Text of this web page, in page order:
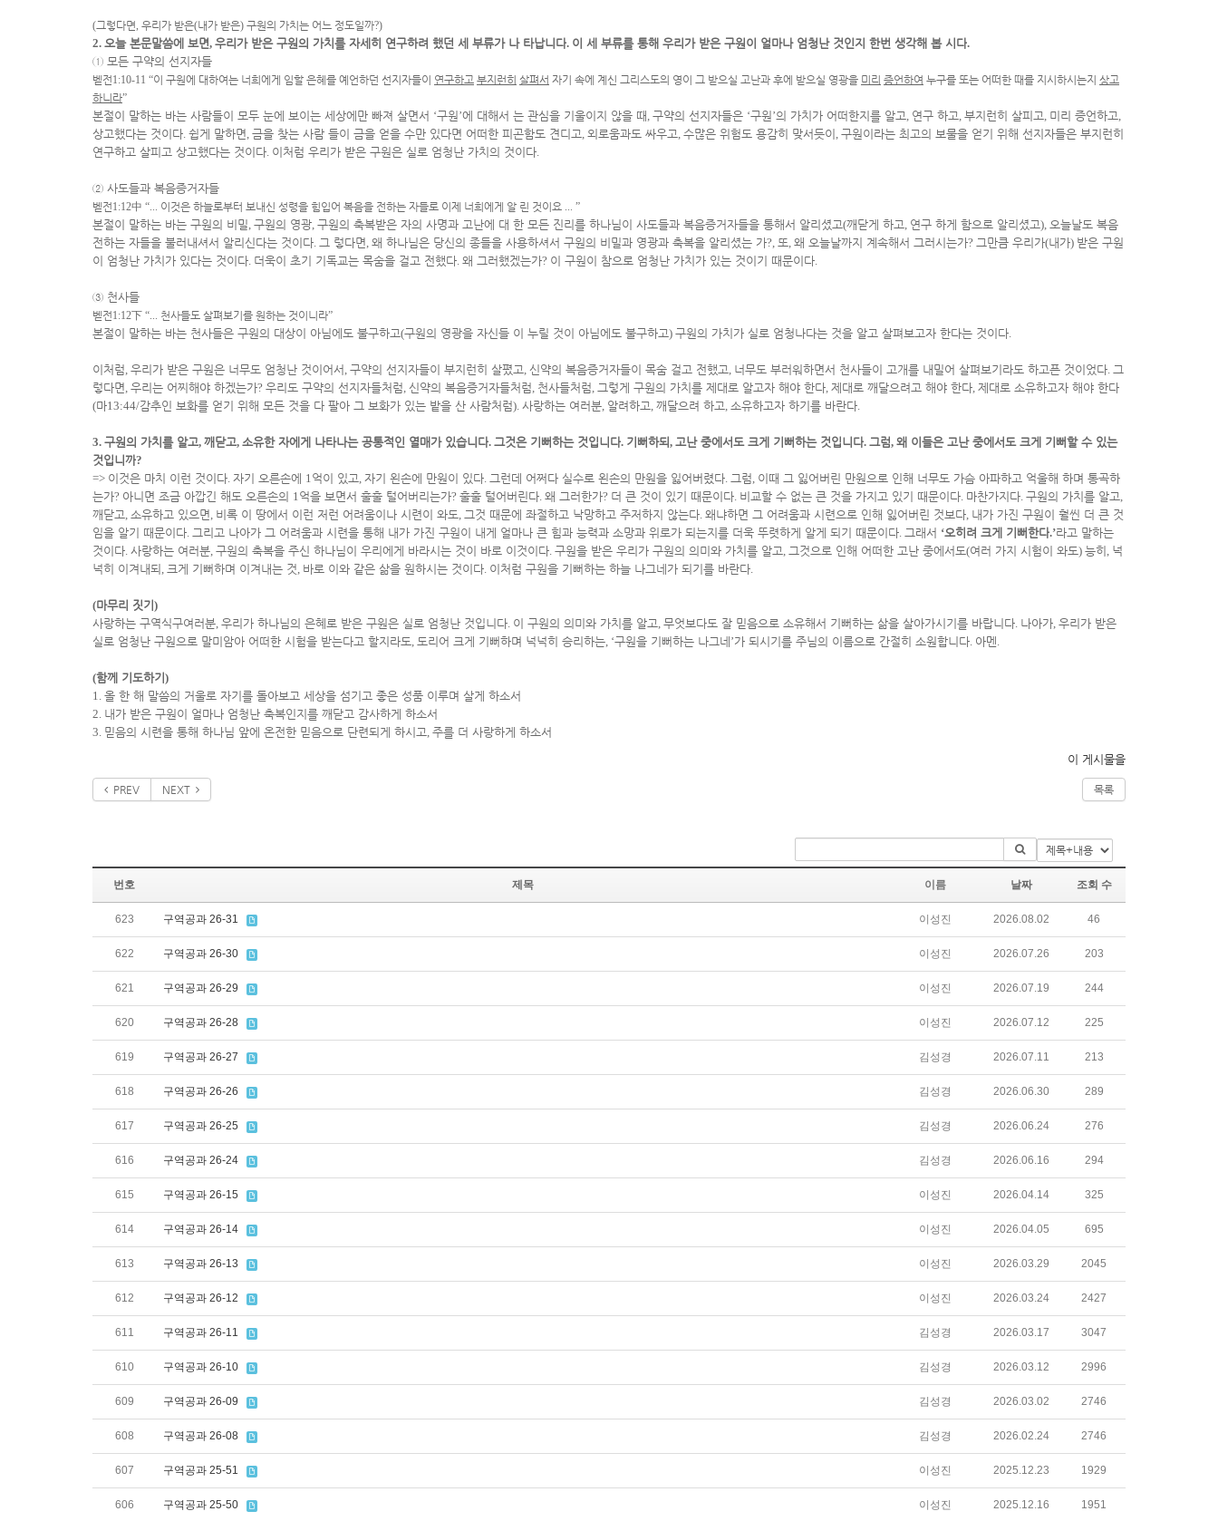
(그렇다면, 우리가 받은(내가 받은) 구원의 가치는 어느 정도일까?)
2. 오늘 본문말씀에 보면, 우리가 받은 구원의 가치를 자세히 연구하려 했던 세 부류가 나 타납니다. 이 세 부류를 통해 우리가 받은 구원이 얼마나 엄청난 것인지 한번 생각해 봅 시다.
① 모든 구약의 선지자들
벧전1:10-11 “이 구원에 대하여는 너희에게 임할 은혜를 예언하던 선지자들이 연구하고 부지런히 살펴서 자기 속에 계신 그리스도의 영이 그 받으실 고난과 후에 받으실 영광을 미리 증언하여 누구를 또는 어떠한 때를 지시하시는지 상고
하니라”
본절이 말하는 바는 사람들이 모두 눈에 보이는 세상에만 빠져 살면서 ‘구원 ’에 대해서 는 관심을 기울이지 않을 때 , 구약의 선지자들은 ‘구원 ’의 가치가 어떠한지를 알고, 연구 하고, 부지런히 살피고, 미리 증언하고,
상고했다는 것이다. 쉽게 말하면, 금을 찾는 사람 들이 금을 얻을 수만 있다면 어떠한 피곤함도 견디고, 외로움과도 싸우고, 수많은 위험도 용감히 맞서듯이 , 구원이라는 최고의 보물을 얻기 위해 선지자들은 부지런히
연구하고 살피고 상고했다는 것이다. 이처럼 우리가 받은 구원은 실로 엄청난 가치의 것이다.
② 사도들과 복음증거자들
벧전1:12中 “... 이것은 하늘로부터 보내신 성령을 힘입어 복음을 전하는 자들로 이제 너희에게 알 린 것이요 ... ”
본절이 말하는 바는 구원의 비밀, 구원의 영광, 구원의 축복받은 자의 사명과 고난에 대 한 모든 진리를 하나님이 사도들과 복음증거자들을 통해서 알리셨고(깨닫게 하고, 연구 하게 함으로 알리셨고), 오늘날도 복음
전하는 자들을 불러내셔서 알리신다는 것이다. 그 렇다면, 왜 하나님은 당신의 종들을 사용하셔서 구원의 비밀과 영광과 축복을 알리셨는 가?, 또, 왜 오늘날까지 계속해서 그러시는가? 그만큼 우리가(내가) 받은 구원
이 엄청난 가치가 있다는 것이다. 더욱이 초기 기독교는 목숨을 걸고 전했다. 왜 그러했겠는가? 이 구원이 참으로 엄청난 가치가 있는 것이기 때문이다.
③ 천사들
벧전1:12下 “... 천사들도 살펴보기를 원하는 것이니라”
본절이 말하는 바는 천사들은 구원의 대상이 아님에도 불구하고(구원의 영광을 자신들 이 누릴 것이 아님에도 불구하고) 구원의 가치가 실로 엄청나다는 것을 알고 살펴보고자 한다는 것이다.
이처럼, 우리가 받은 구원은 너무도 엄청난 것이어서 , 구약의 선지자들이 부지런히 살폈고, 신약의 복음증거자들이 목숨 걸고 전했고, 너무도 부러워하면서 천사들이 고개를 내밀어 살펴보기라도 하고픈 것이었다. 그
렇다면, 우리는 어찌해야 하겠는가? 우리도 구약의 선지자들처럼, 신약의 복음증거자들처럼, 천사들처럼, 그렇게 구원의 가치를 제대로 알고자 해야 한다, 제대로 깨달으려고 해야 한다, 제대로 소유하고자 해야 한다
(마13:44/감추인 보화를 얻기 위해 모든 것을 다 팔아 그 보화가 있는 밭을 산 사람처럼). 사랑하는 여러분, 알려하고, 깨달으려 하고, 소유하고자 하기를 바란다.
3. 구원의 가치를 알고, 깨닫고, 소유한 자에게 나타나는 공통적인 열매가 있습니다. 그것은 기뻐하는 것입니다. 기뻐하되, 고난 중에서도 크게 기뻐하는 것입니다. 그럼, 왜 이들은 고난 중에서도 크게 기뻐할 수 있는
것입니까?
=> 이것은 마치 이런 것이다. 자기 오른손에 1억이 있고, 자기 왼손에 만원이 있다. 그런데 어쩌다 실수로 왼손의 만원을 잃어버렸다. 그럼, 이때 그 잃어버린 만원으로 인해 너무도 가슴 아파하고 억울해 하며 통곡하
는가? 아니면 조금 아깝긴 해도 오른손의 1억을 보면서 훌훌 털어버리는가? 훌훌 털어버린다. 왜 그러한가? 더 큰 것이 있기 때문이다. 비교할 수 없는 큰 것을 가지고 있기 때문이다. 마찬가지다. 구원의 가치를 알고,
깨닫고, 소유하고 있으면, 비록 이 땅에서 이런 저런 어려움이나 시련이 와도, 그것 때문에 좌절하고 낙망하고 주저하지 않는다. 왜냐하면 그 어려움과 시련으로 인해 잃어버린 것보다, 내가 가진 구원이 훨씬 더 큰 것
임을 알기 때문이다. 그리고 나아가 그 어려움과 시련을 통해 내가 가진 구원이 내게 얼마나 큰 힘과 능력과 소망과 위로가 되는지를 더욱 뚜렷하게 알게 되기 때문이다. 그래서 ‘오히려 크게 기뻐한다.’라고 말하는
것이다. 사랑하는 여러분, 구원의 축복을 주신 하나님이 우리에게 바라시는 것이 바로 이것이다. 구원을 받은 우리가 구원의 의미와 가치를 알고, 그것으로 인해 어떠한 고난 중에서도(여러 가지 시험이 와도) 능히 , 넉
넉히 이겨내되 , 크게 기뻐하며 이겨내는 것, 바로 이와 같은 삶을 원하시는 것이다. 이처럼 구원을 기뻐하는 하늘 나그네가 되기를 바란다.
(마무리 짓기 )
사랑하는 구역식구여러분, 우리가 하나님의 은혜로 받은 구원은 실로 엄청난 것입니다. 이 구원의 의미와 가치를 알고, 무엇보다도 잘 믿음으로 소유해서 기뻐하는 삶을 살아가시기를 바랍니다. 나아가, 우리가 받은
실로 엄청난 구원으로 말미암아 어떠한 시험을 받는다고 할지라도, 도리어 크게 기뻐하며 넉넉히 승리하는, ‘구원을 기뻐하는 나그네 ’가 되시기를 주님의 이름으로 간절히 소원합니다. 아멘.
(함께 기도하기 )
1. 올 한 해 말씀의 거울로 자기를 돌아보고 세상을 섬기고 좋은 성품 이루며 살게 하소서
2. 내가 받은 구원이 얼마나 엄청난 축복인지를 깨닫고 감사하게 하소서
3. 믿음의 시련을 통해 하나님 앞에 온전한 믿음으로 단련되게 하시고, 주를 더 사랑하게 하소서
이 게시물을
PREV NEXT 목록
번호 제목 이름 날짜 조회 수
623 구역공과 26-31 이성진 2026.08.02 46
622 구역공과 26-30 이성진 2026.07.26 203
621 구역공과 26-29 이성진 2026.07.19 244
620 구역공과 26-28 이성진 2026.07.12 225
619 구역공과 26-27 김성경 2026.07.11 213
618 구역공과 26-26 김성경 2026.06.30 289
617 구역공과 26-25 김성경 2026.06.24 276
616 구역공과 26-24 김성경 2026.06.16 294
615 구역공과 26-15 이성진 2026.04.14 325
614 구역공과 26-14 이성진 2026.04.05 695
613 구역공과 26-13 이성진 2026.03.29 2045
612 구역공과 26-12 이성진 2026.03.24 2427
611 구역공과 26-11 김성경 2026.03.17 3047
610 구역공과 26-10 김성경 2026.03.12 2996
609 구역공과 26-09 김성경 2026.03.02 2746
608 구역공과 26-08 김성경 2026.02.24 2746
607 구역공과 25-51 이성진 2025.12.23 1929
606 구역공과 25-50 이성진 2025.12.16 1951